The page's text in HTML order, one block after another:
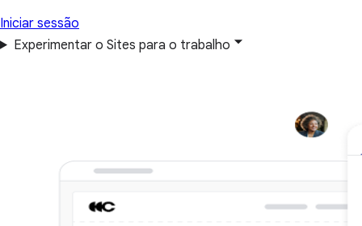
Iniciar sessão
Experimentar o Sites para o trabalho